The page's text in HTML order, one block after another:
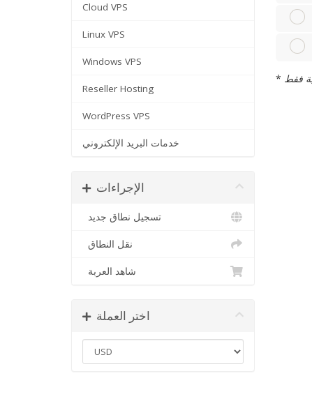
Cloud VPS
Linux VPS
Windows VPS
Reseller Hosting
WordPress VPS
خدمات البريد الإلكتروني
الإجراءات
تسجيل نطاق جديد
نقل النطاق
شاهد العربة
اختر العملة
*